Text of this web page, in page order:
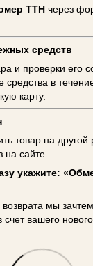
ТТН через
средств
и проверки его
в
карту.
товар на
сайте.
укажите:
мы
вашего нового